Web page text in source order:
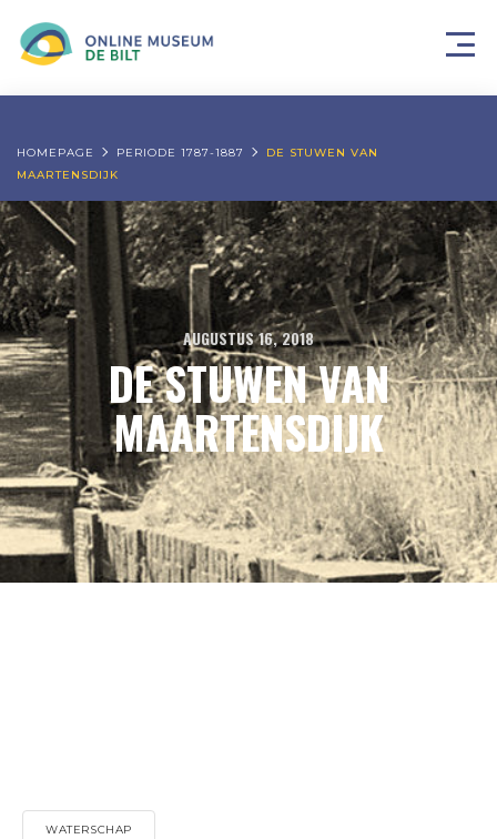
HOMEPAGE PERIODE 1787-1887
DE STUWEN VAN
MAARTENSDIJK
AUGUSTUS 16, 2018
DE STUWEN VAN
MAARTENSDIJK
WATERSCHAP